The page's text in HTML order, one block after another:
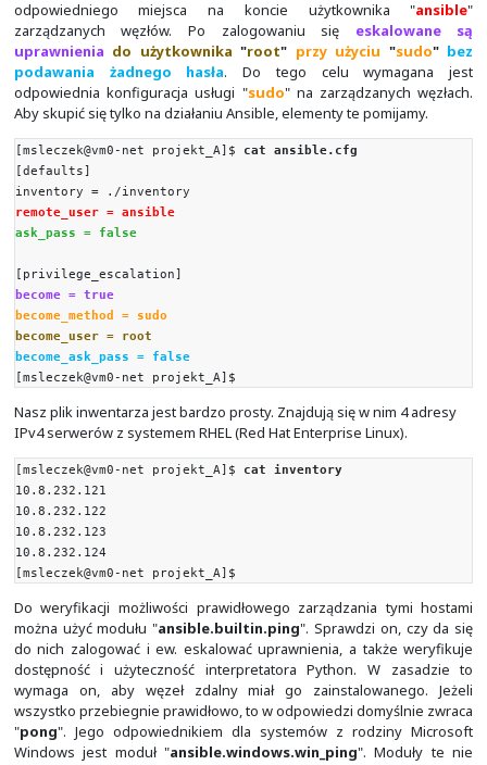
Zapraszamy dokontaktu
zainteresowanych
w tym w szczególności Red Hat Enterprise Linux, Red Hat
Hat OpenShift Container Platform, Red Hat
Platform oraz Red Hat OpenStack Platform. Jesteśmy
Red Hat iza naszym pośrednictwem można zakupić
na polskim rynku
Nasz plik konfiguracyjny Ansible zakłada, że do
łączymy się z użyciem użytkownika
hoście dla usługi SSH oraz wysłania klucza
odpowiedniego miejsca na koncie
zarządzanych węzłów. Po zalogowaniu się
uprawnienia do użytkownika
podawania żadnego hasła. Do tego celu
odpowiednia konfiguracja usługi "sudo" na
Aby skupić się tylko na działaniu Ansible, elementy te
[msleczek@vm0-net projekt_A]$
[defaults]
inventory = ./inventory
remote_user = ansible
ask_pass = false
[privilege_escalation]
become = true
become_method = sudo
become_user = root
become_ask_pass = false